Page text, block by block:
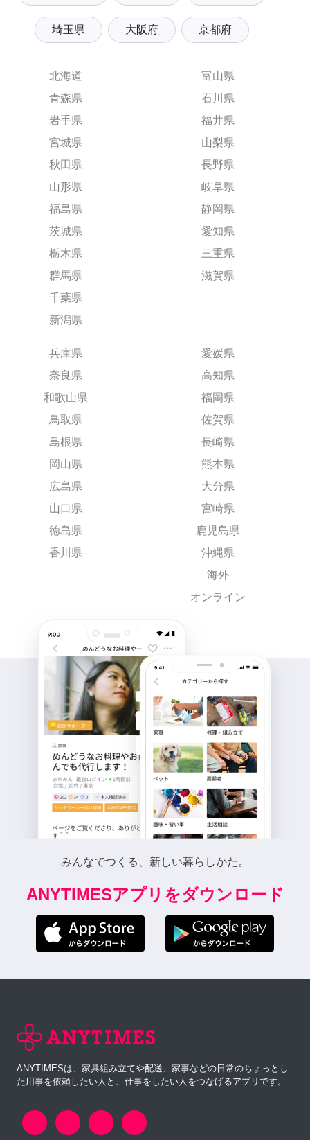
埼玉県 大阪府 京都府
北海道
青森県
岩手県
宮城県
秋田県
山形県
福島県
茨城県
栃木県
群馬県
千葉県
新潟県
富山県
石川県
福井県
山梨県
長野県
岐阜県
静岡県
愛知県
三重県
滋賀県
兵庫県
奈良県
和歌山県
鳥取県
島根県
岡山県
広島県
山口県
徳島県
香川県
愛媛県
高知県
福岡県
佐賀県
長崎県
熊本県
大分県
宮崎県
鹿児島県
沖縄県
海外
オンライン
みんなでつくる、新しい暮らしかた。
ANYTIMESアプリをダウンロード
ANYTIMESは、家具組み立てや配送、家事などの日常のちょっとし
た用事を依頼したい人と、仕事をしたい人をつなげるアプリです。